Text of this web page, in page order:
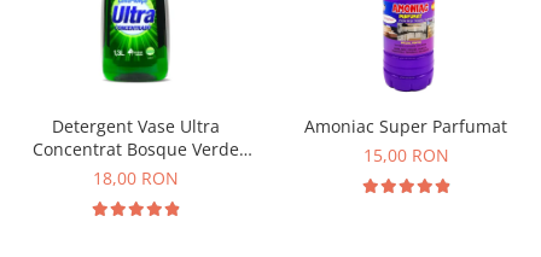
Detergent Vase Ultra
Concentrat Bosque Verde
Spania 1.3L
18,00 RON
Amoniac Super Parfumat
15,00 RON